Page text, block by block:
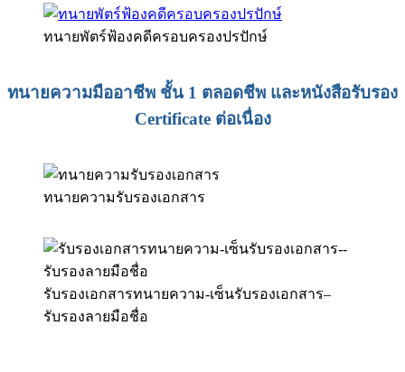
ทนายพัตร์ฟ้องคดีครอบครองปรปักษ์
ทนายความมืออาชีพ ชั้น 1 ตลอดชีพ และหนังสือรับรอง
Certificate ต่อเนื่อง
ทนายความรับรองเอกสาร
รับรองเอกสารทนายความ-เซ็นรับรองเอกสาร–
รับรองลายมือชื่อ